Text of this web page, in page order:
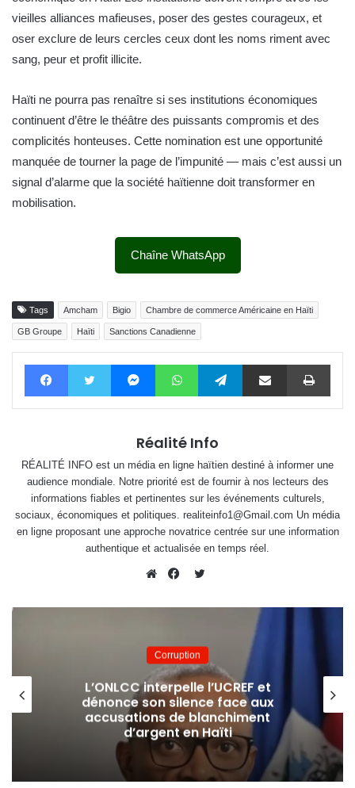
vieilles alliances mafieuses, poser des gestes courageux, et
oser exclure de leurs cercles ceux dont les noms riment avec
sang, peur et profit illicite.
Haïti ne pourra pas renaître si ses institutions économiques
continuent d’être le théâtre des puissants compromis et des
complicités honteuses. Cette nomination est une opportunité
manquée de tourner la page de l’impunité — mais c’est aussi un
signal d’alarme que la société haïtienne doit transformer en
mobilisation.
Chaîne WhatsApp
Tags Amcham Bigio Chambre de commerce Américaine en Haïti
GB Groupe Haïti Sanctions Canadienne
FacebookTwitter MessengerWhatsAppTelegram Partager par email
Réalité Info
RÉALITÉ INFO est un média en ligne haïtien destiné à informer une
audience mondiale. Notre priorité est de fournir à nos lecteurs des
informations fiables et pertinentes sur les événements culturels,
sociaux, économiques et politiques. realiteinfo1@Gmail.com Un média
en ligne proposant une approche novatrice centrée sur une information
authentique et actualisée en temps réel.
Corruption
L’ONLCC interpelle l’UCREF et
dénonce son silence face aux
accusations de blanchiment
d’argent en Haïti